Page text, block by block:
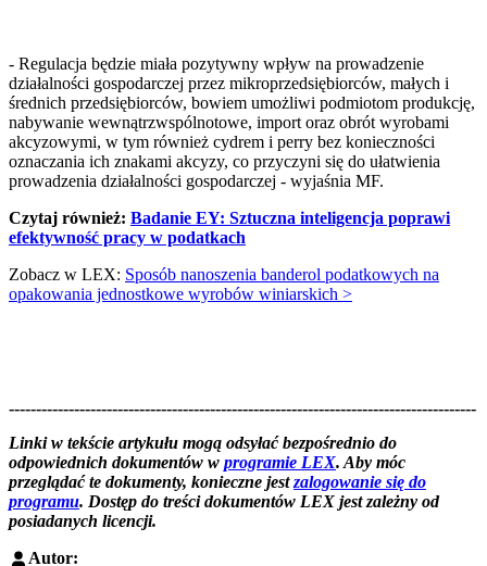
- Regulacja będzie miała pozytywny wpływ na prowadzenie
działalności gospodarczej przez mikroprzedsiębiorców, małych i
średnich przedsiębiorców, bowiem umożliwi podmiotom produkcję,
nabywanie wewnątrzwspólnotowe, import oraz obrót wyrobami
akcyzowymi, w tym również cydrem i perry bez konieczności
oznaczania ich znakami akcyzy, co przyczyni się do ułatwienia
prowadzenia działalności gospodarczej - wyjaśnia MF.
Czytaj również: Badanie EY: Sztuczna inteligencja poprawi
efektywność pracy w podatkach
Zobacz w LEX: Sposób nanoszenia banderol podatkowych na
opakowania jednostkowe wyrobów winiarskich >
--------------------------------------------------------------------------------------
Linki w tekście artykułu mogą odsyłać bezpośrednio do
odpowiednich dokumentów w programie LEX. Aby móc
przeglądać te dokumenty, konieczne jestzalogowanie się do
programu. Dostęp do treści dokumentów LEX jest zależny od
posiadanych licencji.
Autor: